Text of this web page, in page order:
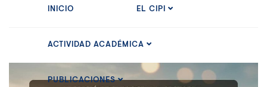
INICIO EL CIPI
ACTIVIDAD ACADÉMICA
PUBLICACIONES